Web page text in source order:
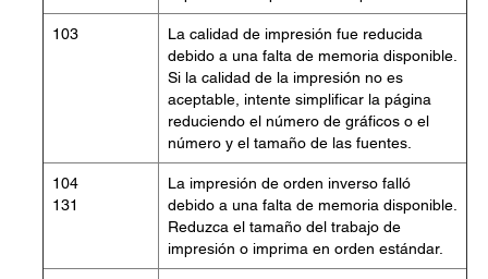
103
La calidad de impresión fue reducida
debido a una falta de memoria disponible.
Si la calidad de la impresión no es
aceptable, intente simplificar la página
reduciendo el número de gráficos o el
número y el tamaño de las fuentes.
104
131
La impresión de orden inverso falló
debido a una falta de memoria disponible.
Reduzca el tamaño del trabajo de
impresión o imprima en orden estándar.